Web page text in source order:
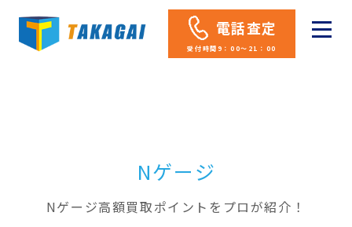
電話査定
受付時間9：00～21：00
Nゲージ
Nゲージ高額買取ポイントをプロが紹介！